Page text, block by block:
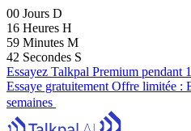
00 Jours D
16 Heures H
59 Minutes M
41 Secondes S
Essayez Talkpal Premium pendant
Essaye gratuitement Offre limitée :
semaines